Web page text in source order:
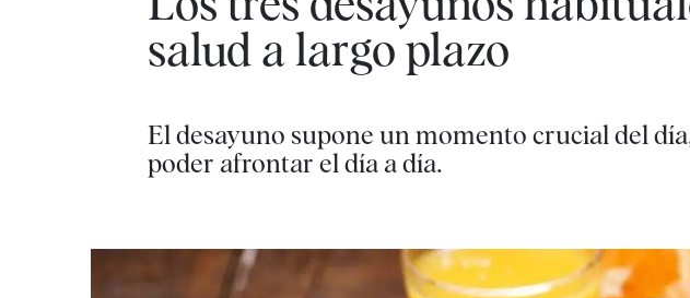
salud a largo plazo
El desayuno supone un momento crucial del
poder afrontar el día a día.